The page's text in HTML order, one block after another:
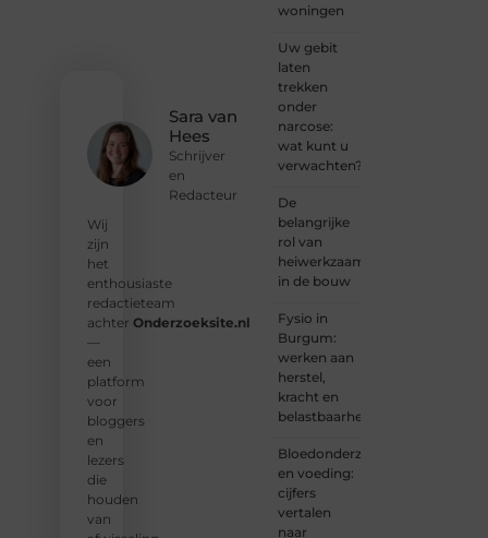
Sara van
Hees
Schrijver
en
Redacteur
Wij
zijn
het
enthousiaste
redactieteam
achter Onderzoeksite.nl
—
een
platform
voor
bloggers
en
lezers
die
houden
van
woningen
Uw gebit
laten
trekken
onder
narcose:
wat kunt u
verwachten?
De
belangrijke
rol van
heiwerkzaamheden
in de bouw
Fysio in
Burgum:
werken aan
herstel,
kracht en
belastbaarheid
Bloedonderzoek
en voeding:
cijfers
vertalen
naar